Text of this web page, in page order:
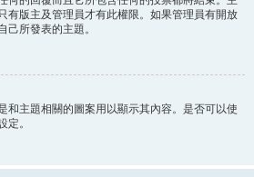
有版主及管理員才有此權限。如果管理員有開放
己所發表的主題。
和主題相關的圖案用以顯示其內容。是否可以使
定。